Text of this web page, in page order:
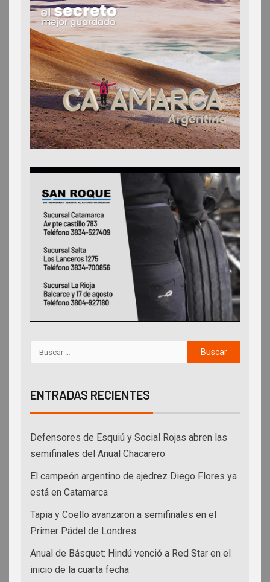
ENTRADAS RECIENTES
Defensores de Esquiú y Social Rojas abren las
semifinales del Anual Chacarero
El campeón argentino de ajedrez Diego Flores ya
está en Catamarca
Tapia y Coello avanzaron a semifinales en el
Primer Pádel de Londres
Anual de Básquet: Hindú venció a Red Star en el
inicio de la cuarta fecha